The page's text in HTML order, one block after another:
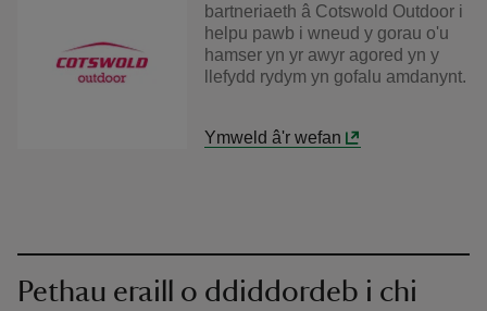
bartneriaeth â Cotswold Outdoor i
helpu pawb i wneud y gorau o'u
hamser yn yr awyr agored yn y
llefydd rydym yn gofalu amdanynt.
Ymweld â'r wefan
Pethau eraill o ddiddordeb i chi